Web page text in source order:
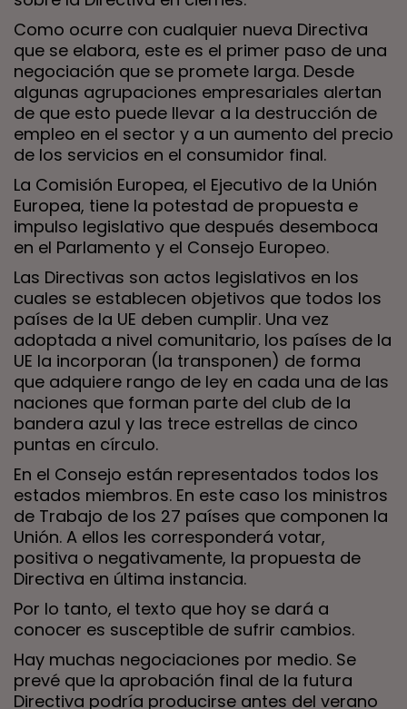
Como ocurre con cualquier nueva Directiva
que se elabora, este es el primer paso de una
negociación que se promete larga. Desde
algunas agrupaciones empresariales alertan
de que esto puede llevar a la destrucción de
empleo en el sector y a un aumento del precio
de los servicios en el consumidor final.
La Comisión Europea, el Ejecutivo de la Unión
Europea, tiene la potestad de propuesta e
impulso legislativo que después desemboca
en el Parlamento y el Consejo Europeo.
Las Directivas son actos legislativos en los
cuales se establecen objetivos que todos los
países de la UE deben cumplir. Una vez
adoptada a nivel comunitario, los países de la
UE la incorporan (la transponen) de forma
que adquiere rango de ley en cada una de las
naciones que forman parte del club de la
bandera azul y las trece estrellas de cinco
puntas en círculo.
En el Consejo están representados todos los
estados miembros. En este caso los ministros
de Trabajo de los 27 países que componen la
Unión. A ellos les corresponderá votar,
positiva o negativamente, la propuesta de
Directiva en última instancia.
Por lo tanto, el texto que hoy se dará a
conocer es susceptible de sufrir cambios.
Hay muchas negociaciones por medio. Se
prevé que la aprobación final de la futura
Directiva podría producirse antes del verano